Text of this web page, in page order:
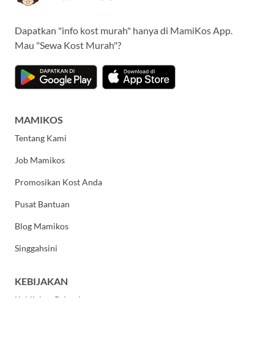
Dapatkan "info kost murah" hanya di MamiKos App.
Mau "Sewa Kost Murah"?
MAMIKOS
Tentang Kami
Job Mamikos
Promosikan Kost Anda
Pusat Bantuan
Blog Mamikos
Singgahsini
KEBIJAKAN
Kebijakan Privasi